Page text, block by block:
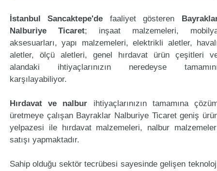
İstanbul Sancaktepe'de faaliyet gösteren
Nalburiye Ticaret; inşaat malzemeleri,
aksesuarları, yapı malzemeleri, elektrikli aletler,
aletler, ölçü aletleri, genel hırdavat ürün çeşitleri
alandaki ihtiyaçlarınızın neredeyse
karşılayabiliyor.
Hırdavat ve nalbur ihtiyaçlarınızın tamamına
üretmeye çalışan Bayraklar Nalburiye Ticaret geniş
yelpazesi ile hırdavat malzemeleri, nalbur
satışı yapmaktadır.
Sahip olduğu sektör tecrübesi sayesinde gelişen